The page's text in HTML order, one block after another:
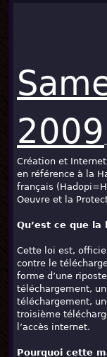
2009
Création et
en référence à la
français
Oeuvre et la
Qu’est ce que
Cette loi est,
contre le
forme d’une
téléchargement,
téléchargement,
troisième
l’accès internet.
Pourquoi cette